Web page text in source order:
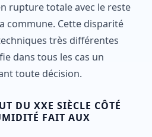
rupture totale avec le reste
commune. Cette disparité
très différentes
dans tous les cas un
toute décision.
DU XXE SIÈCLE CÔTÉ
FAIT AUX